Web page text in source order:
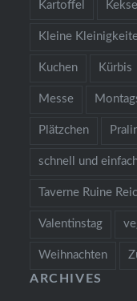
Kartoffel Kekse
Kleine
Kuchen Kürbis
Messe
Plätzchen
schnell und
Taverne Ruine
Valentinstag
Weihnachten
ARCHIVES